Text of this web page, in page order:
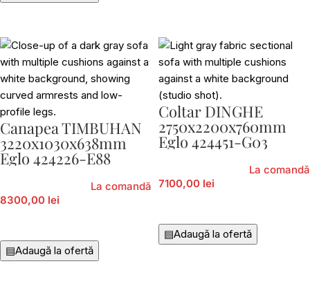
Canapea TIMBUHAN
3220x1030x638mm
Eglo 424226-E88
8300,00 lei
La comandă
▤Adaugă la ofertă
Coltar DINGHE
2750x2200x760mm
Eglo 424451-G03
7100,00 lei
La comandă
▤Adaugă la ofertă